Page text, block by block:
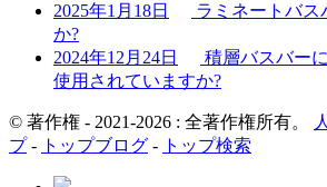
2025年1月18日
ラミネートバス
か?
2024年12月24日
積層バスバー
使用されていますか?
© 著作権 - 2021-2026 : 全著作権所有。
プ- トップブログ - トップ検索